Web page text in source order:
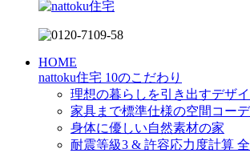
HOME
nattoku住宅 10のこだわり
理想の暮らしを引き出すデザ
家具まで標準仕様の空間コー
身体に優しい自然素材の家
耐震等級3 & 許容応力度計算